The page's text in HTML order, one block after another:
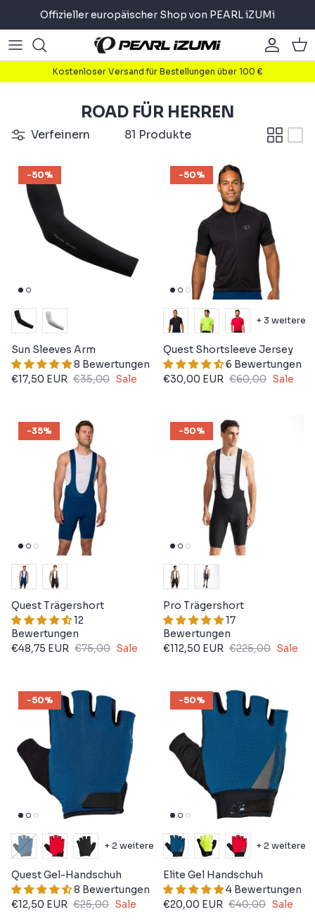
Inhalt
Offizieller europäischer Shop von PEARL iZUMi
Road
Mountain
Accessoires
Road
Mountain
Accessoires
About
Laufen
Kostenloser Versand für Bestellungen über 100 €
ROAD FÜR HERREN
Verfeinern 81 Produkte
-50%
Sun Sleeves Arm
8 Bewertungen
€17,50 EUR €35,00 Sale
-50%
Quest Shortsleeve Jersey
6 Bewertungen
€30,00 EUR €60,00 Sale
+ 3 weitere
-35%
Quest Trägershort
12
Bewertungen
€48,75 EUR €75,00 Sale
-50%
Pro Trägershort
17
Bewertungen
€112,50 EUR €225,00 Sale
-50%
Quest Gel-Handschuh
8 Bewertungen
€12,50 EUR €25,00 Sale
+ 2 weitere
-50%
Elite Gel Handschuh
4 Bewertungen
€20,00 EUR €40,00 Sale
+ 2 weitere